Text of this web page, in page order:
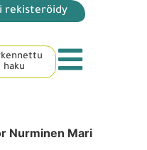
rekisteröidy
haku
Nurminen Mari